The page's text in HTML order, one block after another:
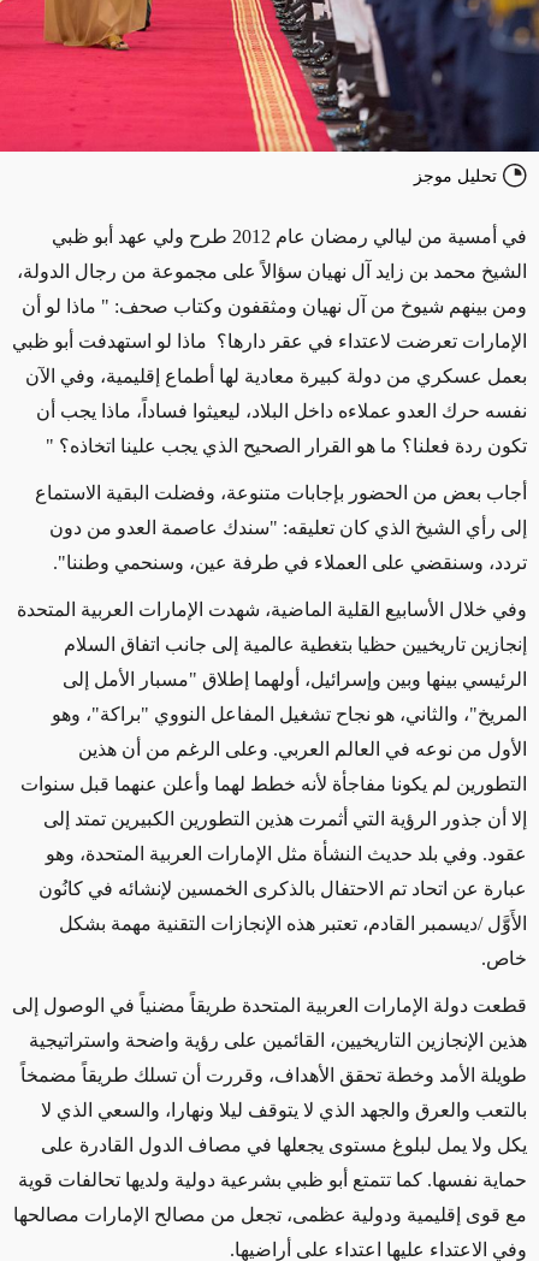
تحليل موجز
في أمسية من ليالي رمضان عام 2012 طرح ولي عهد أبو ظبي
الشيخ محمد بن زايد آل نهيان سؤالاً على مجموعة من رجال الدولة،
ومن بينهم شيوخ من آل نهيان ومثقفون وكتاب صحف: " ماذا لو أن
الإمارات تعرضت لاعتداء في عقر دارها؟ ماذا لو استهدفت أبو ظبي
بعمل عسكري من دولة كبيرة معادية لها أطماع إقليمية، وفي الآن
نفسه حرك العدو عملاءه داخل البلاد، ليعيثوا فساداً، ماذا يجب أن
تكون ردة فعلنا؟ ما هو القرار الصحيح الذي يجب علينا اتخاذه؟ "
أجاب بعض من الحضور بإجابات متنوعة، وفضلت البقية الاستماع
إلى رأي الشيخ الذي كان تعليقه: "سندك عاصمة العدو من دون
تردد، وسنقضي على العملاء في طرفة عين، وسنحمي وطننا".
وفي خلال الأسابيع القلية الماضية، شهدت الإمارات العربية المتحدة
إنجازين تاريخيين حظيا بتغطية عالمية إلى جانب اتفاق السلام
الرئيسي بينها وبين وإسرائيل، أولهما إطلاق "مسبار الأمل إلى
المريخ"، والثاني، هو نجاح تشغيل المفاعل النووي "براكة"، وهو
الأول من نوعه في العالم العربي. وعلى الرغم من أن هذين
التطورين لم يكونا مفاجأة لأنه خطط لهما وأعلن عنهما قبل سنوات
إلا أن جذور الرؤية التي أثمرت هذين التطورين الكبيرين تمتد إلى
عقود. وفي بلد حديث النشأة مثل الإمارات العربية المتحدة، وهو
عبارة عن اتحاد تم الاحتفال بالذكرى الخمسين لإنشائه في كانُون
الأَوَّل/ديسمبر القادم، تعتبر هذه الإنجازات التقنية مهمة بشكل
خاص.
قطعت دولة الإمارات العربية المتحدة طريقاً مضنياً في الوصول إلى
هذين الإنجازين التاريخيين، القائمين على رؤية واضحة واستراتيجية
طويلة الأمد وخطة تحقق الأهداف، وقررت أن تسلك طريقاً مضمخاً
بالتعب والعرق والجهد الذي لا يتوقف ليلا ونهارا، والسعي الذي لا
يكل ولا يمل لبلوغ مستوى يجعلها في مصاف الدول القادرة على
حماية نفسها. كما تتمتع أبو ظبي بشرعية دولية ولديها تحالفات قوية
مع قوى إقليمية ودولية عظمى، تجعل من مصالح الإمارات مصالحها
وفي الاعتداء عليها اعتداء على أراضيها.